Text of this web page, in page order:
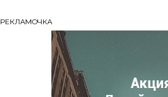
РЕКЛАМОЧКА